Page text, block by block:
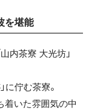
を堪能
内茶寮 大光坊」
に佇む茶寮。
着いた雰囲気の中